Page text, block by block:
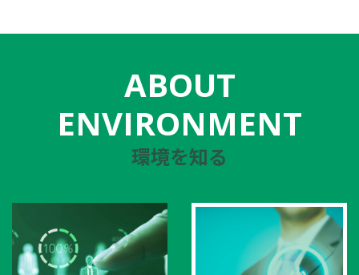
ABOUT
ENVIRONMENT
環境を知る